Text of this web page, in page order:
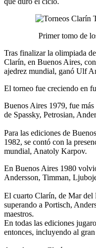
Primer tomo de
Tras finalizar la olimpiada
Clarín, en Buenos Aires,
ajedrez mundial, ganó Ulf
El torneo fue creciendo en
Buenos Aires 1979, fue
de Spassky, Petrosian,
Para las ediciones de
1982, se contó con la
mundial, Anatoly Karpov.
En Buenos Aires 1980
Andersson, Timman,
El cuarto Clarín, de Mar del
superando a Portisch,
maestros.
En todas las ediciones
entonces, incluyendo al